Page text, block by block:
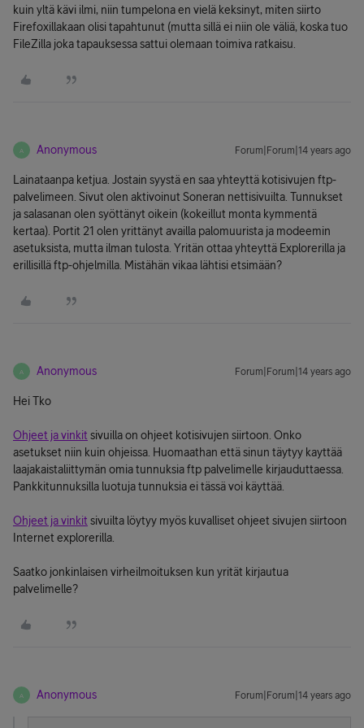
kuin yltä kävi ilmi, niin tumpelona en vielä keksinyt, miten siirto
Firefoxillakaan olisi tapahtunut (mutta sillä ei niin ole väliä, koska tuo
FileZilla joka tapauksessa sattui olemaan toimiva ratkaisu.
A Anonymous Forum|Forum|14 years ago
Lainataanpa ketjua. Jostain syystä en saa yhteyttä kotisivujen ftp-
palvelimeen. Sivut olen aktivoinut Soneran nettisivuilta. Tunnukset
ja salasanan olen syöttänyt oikein (kokeillut monta kymmentä
kertaa). Portit 21 olen yrittänyt availla palomuurista ja modeemin
asetuksista, mutta ilman tulosta. Yritän ottaa yhteyttä Explorerilla ja
erillisillä ftp-ohjelmilla. Mistähän vikaa lähtisi etsimään?
A Anonymous Forum|Forum|14 years ago
Hei Tko
Ohjeet ja vinkit sivuilla on ohjeet kotisivujen siirtoon. Onko
asetukset niin kuin ohjeissa. Huomaathan että sinun täytyy kayttää
laajakaistaliittymän omia tunnuksia ftp palvelimelle kirjauduttaessa.
Pankkitunnuksilla luotuja tunnuksia ei tässä voi käyttää.
Ohjeet ja vinkit sivuilta löytyy myös kuvalliset ohjeet sivujen siirtoon
Internet explorerilla.
Saatko jonkinlaisen virheilmoituksen kun yrität kirjautua
palvelimelle?
A Anonymous Forum|Forum|14 years ago